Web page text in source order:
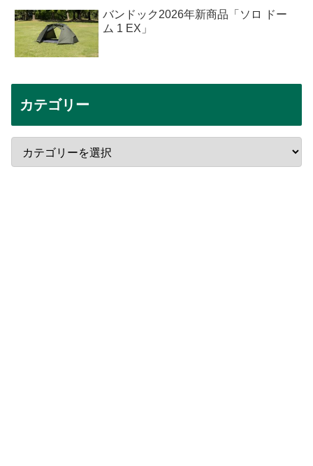
バンドック2026年新商品「ソロ ドー
ム 1 EX」
カテゴリー